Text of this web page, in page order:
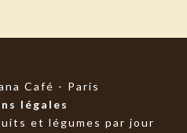
Café - Paris
légales
et légumes par jour